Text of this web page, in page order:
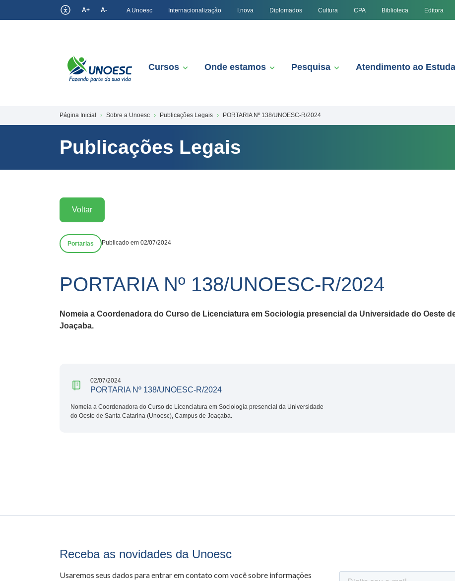
A+ A- A Unoesc Internacionalização I.nova Diplomados Cultura CPA Biblioteca Editora
Cursos Onde estamos Pesquisa Atendimento ao
Página Inicial Sobre a Unoesc Publicações Legais PORTARIA Nº 138/UNOESC-R/2024
Publicações Legais
Voltar
Portarias Publicado em 02/07/2024
PORTARIA Nº 138/UNOESC-R/2024
Nomeia a Coordenadora do Curso de Licenciatura em Sociologia presencial da Universidade do Oeste
Joaçaba.
02/07/2024
PORTARIA Nº 138/UNOESC-R/2024
Nomeia a Coordenadora do Curso de Licenciatura em Sociologia presencial da Universidade
do Oeste de Santa Catarina (Unoesc), Campus de Joaçaba.
Receba as novidades da Unoesc
Usaremos seus dados para entrar em contato com você sobre informações